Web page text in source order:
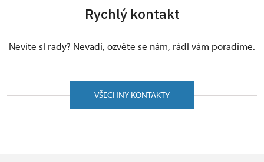
Rychlý kontakt
Nevíte si rady? Nevadí, ozvěte se nám, rádi vám poradíme.
VŠECHNY KONTAKTY